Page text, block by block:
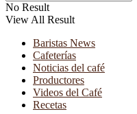
No Result
View All Result
Baristas News
Cafeterías
Noticias del café
Productores
Videos del Café
Recetas